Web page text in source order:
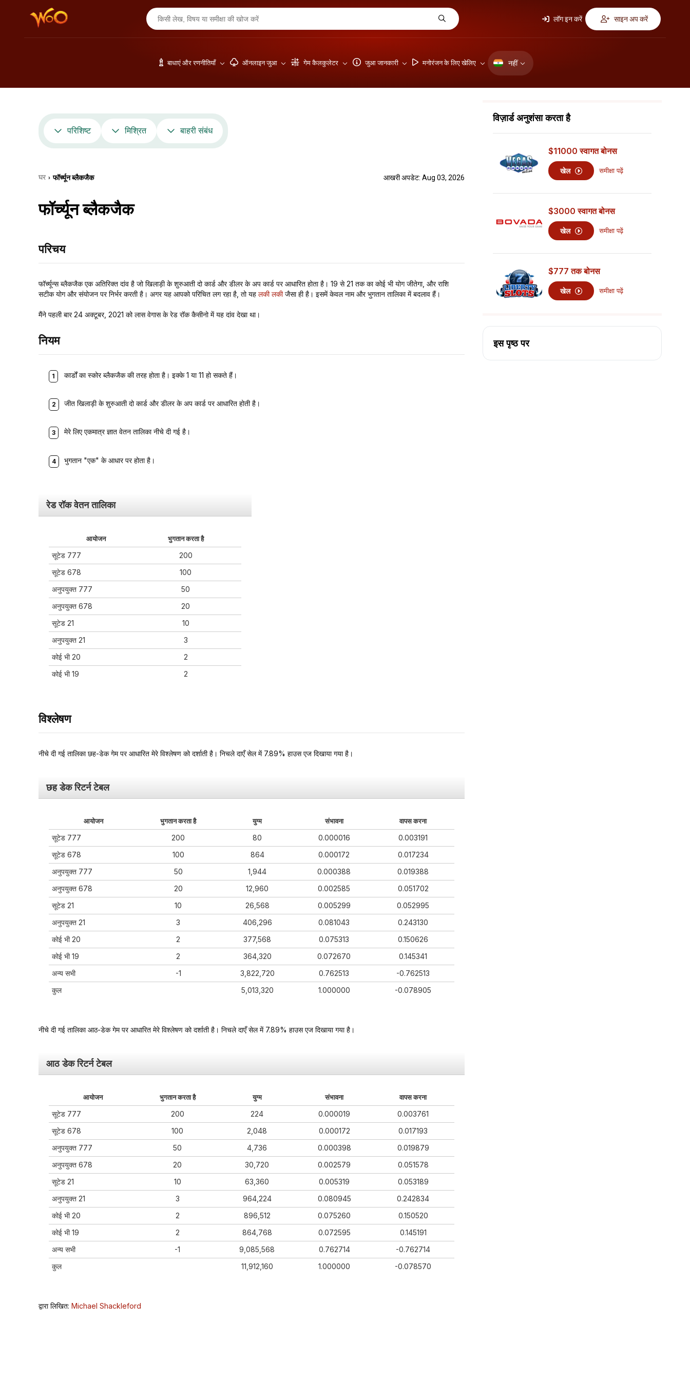
लॉग इन करें साइन अप करें
बाधाएं और रणनीतियाँ ऑनलाइन जुआ गेम कैलकुलेटर जुआ जानकारी मनोरंजन के लिए खेलिए नहीं
परिशिष्ट मिश्रित बाहरी संबंध
घर › फॉर्च्यून ब्लैकजैक आखरी अपडेट: Aug 03, 2026
फॉर्च्यून ब्लैकजैक
परिचय
फॉर्च्यून्स ब्लैकजैक एक अतिरिक्त दांव है जो खिलाड़ी के शुरुआती दो कार्ड और डीलर के अप कार्ड पर आधारित होता है। 19 से 21 तक का कोई भी योग जीतेगा, और राशि
सटीक योग और संयोजन पर निर्भर करती है। अगर यह आपको परिचित लग रहा है, तो यह लकी लकीजैसा ही है। इसमें केवल नाम और भुगतान तालिका में बदलाव हैं।
मैंने पहली बार 24 अक्टूबर, 2021 को लास वेगास के रेड रॉक कैसीनो में यह दांव देखा था।
नियम
कार्डों का स्कोर ब्लैकजैक की तरह होता है। इक्के 1 या 11 हो सकते हैं।
जीत खिलाड़ी के शुरुआती दो कार्ड और डीलर के अप कार्ड पर आधारित होती है।
मेरे लिए एकमात्र ज्ञात वेतन तालिका नीचे दी गई है।
भुगतान "एक" के आधार पर होता है।
रेड रॉक वेतन तालिका
आयोजन भुगतान करता है
सूटेड 777
200
सूटेड 678
100
अनुपयुक्त 777
50
अनुपयुक्त 678
20
सूटेड 21
10
अनुपयुक्त 21
3
कोई भी 20
2
कोई भी 19
2
विश्लेषण
नीचे दी गई तालिका छह-डेक गेम पर आधारित मेरे विश्लेषण को दर्शाती है। निचले दाएँ सेल में 7.89% हाउस एज दिखाया गया है।
छह डेक रिटर्न टेबल
आयोजन भुगतान करता है युग्म संभावना वापस करना
सूटेड 777 200 80 0.000016
0.003191
सूटेड 678
100 864 0.000172
0.017234
अनुपयुक्त 777
50 1,944 0.000388
0.019388
अनुपयुक्त 678
20 12,960 0.002585
0.051702
सूटेड 21
10 26,568 0.005299
0.052995
अनुपयुक्त 21
3 406,296 0.081043
0.243130
कोई भी 20
2 377,568 0.075313
0.150626
कोई भी 19
2 364,320 0.072670
0.145341
अन्य सभी
-1 3,822,720 0.762513
-0.762513
कुल
5,013,320 1.000000 -0.078905
नीचे दी गई तालिका आठ-डेक गेम पर आधारित मेरे विश्लेषण को दर्शाती है। निचले दाएँ सेल में 7.89% हाउस एज दिखाया गया है।
आठ डेक रिटर्न टेबल
आयोजन भुगतान करता है युग्म संभावना वापस करना
सूटेड 777 200 224 0.000019
0.003761
सूटेड 678
100 2,048 0.000172
0.017193
अनुपयुक्त 777
50 4,736 0.000398
0.019879
अनुपयुक्त 678
20 30,720 0.002579
0.051578
सूटेड 21
10 63,360 0.005319
0.053189
अनुपयुक्त 21
3 964,224 0.080945
0.242834
कोई भी 20
2 896,512 0.075260
0.150520
कोई भी 19
2 864,768 0.072595
0.145191
अन्य सभी
-1 9,085,568 0.762714
-0.762714
कुल
11,912,160 1.000000 -0.078570
द्वारा लिखित: Michael Shackleford
विज़ार्ड अनुशंसा करता है
$11000 स्वागत बोनस
खेल समीक्षा पढ़ें
$3000 स्वागत बोनस
खेल समीक्षा पढ़ें
$777 तक बोनस
खेल समीक्षा पढ़ें
इस पृष्ठ पर